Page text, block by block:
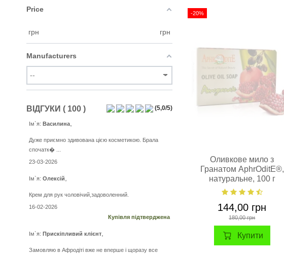
-20%
Оливкове мило з
Гранатом AphrOditE®,
натуральне, 100 г
144,00 грн
180,00 грн
Купити
Price
грн грн
Manufacturers
ВІДГУКИ ( 100 ) (5,0/5)
Ім`я: Василина,
Дуже приємно здивована цією косметикою. Брала
спочатк� ...
23-03-2026
Ім`я: Олексій,
Крем для рук чоловічий,задоволенний.
16-02-2026
Купівля підтверджена
Ім`я: Прискіпливий клієнт,
Замовляю в Афродіті вже не вперше і щоразу все